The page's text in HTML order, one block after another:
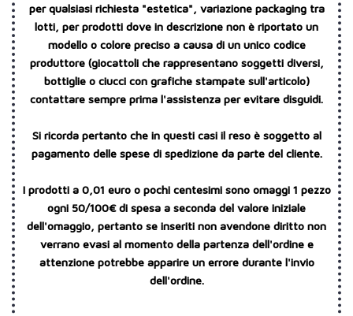
per qualsiasi richiesta "estetica", variazione packaging tra
lotti, per prodotti dove in descrizione non è riportato un
modello o colore preciso a causa di un unico codice
produttore (giocattoli che rappresentano soggetti diversi,
bottiglie o ciucci con grafiche stampate sull'articolo)
contattare sempre prima l'assistenza per evitare disguidi.
Si ricorda pertanto che in questi casi il reso è soggetto al
pagamento delle spese di spedizione da parte del cliente.
I prodotti a 0,01 euro o pochi centesimi sono omaggi 1 pezzo
ogni 50/100€ di spesa a seconda del valore iniziale
dell'omaggio, pertanto se inseriti non avendone diritto non
verrano evasi al momento della partenza dell'ordine e
attenzione potrebbe apparire un errore durante l'invio
dell'ordine.